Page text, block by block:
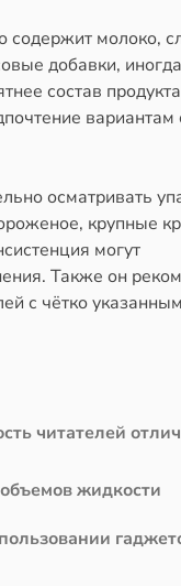
молоко,
добавки,
состав
вариантам
осматривать
крупные
могут
Также он
с чётко указанным
читателей
жидкости